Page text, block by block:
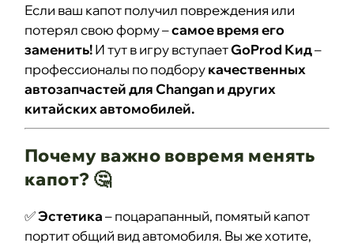
Если ваш капот получил повреждения или
потерял свою форму –самое время его
заменить!И тут в игру вступаетGoProd Кид–
профессионалы по подборукачественных
автозапчастей для Changan и других
китайских автомобилей.
Почему важно вовремя менять
капот? 🤔
✅Эстетика– поцарапанный, помятый капот
портит общий вид автомобиля. Вы же хотите,